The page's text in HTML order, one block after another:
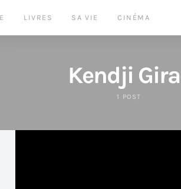
LIVRES SA VIE CINÉMA
Kendji
1 POST